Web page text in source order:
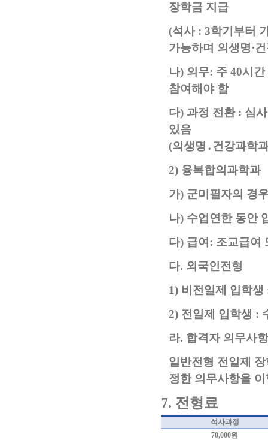
장학금 지급
(석사 : 3학기부터
가능하며 의생명·
나) 의무: 주 40시간
참여해야 함
다) 과정 전환 : 심
있음
(의생명 ․건강과학
2) 융복합의과학과
가) 군미필자의 경
나) 수업연한 동안
다) 급여 : 조교급여
다. 외국인전형
1) 비전일제 입학생
2) 전일제 입학생 :
라. 합격자 의무사항
일반전형 전일제
정한 의무사항을
7. 전형료
석사과정
70,000원